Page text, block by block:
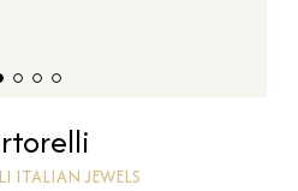
ITALIAN JEWELS